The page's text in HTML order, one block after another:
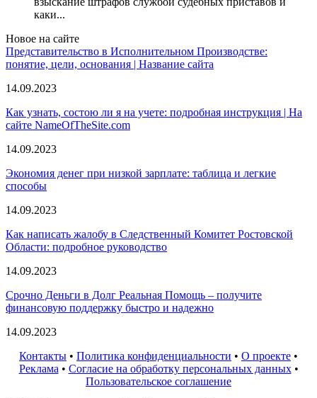
каки...
Новое на сайте
Представительство в Исполнительном Производстве:
понятие, цели, основания | Название сайта
14.09.2023
Как узнать, состою ли я на учете: подробная инструкция | На
сайте NameOfTheSite.com
14.09.2023
Экономия денег при низкой зарплате: таблица и легкие
способы
14.09.2023
Как написать жалобу в Следственный Комитет Ростовской
Области: подробное руководство
14.09.2023
Срочно Деньги в Долг Реальная Помощь – получите
финансовую поддержку быстро и надежно
14.09.2023
Контакты • Политика конфиденциальности • О проекте •
Реклама • Согласие на обработку персональных данных•
Пользовательское соглашение